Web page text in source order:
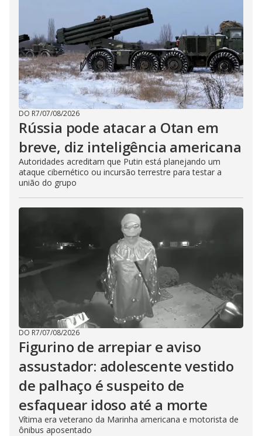
DO R7/07/08/2026
Rússia pode atacar a Otan em
breve, diz inteligência americana
Autoridades acreditam que Putin está planejando um
ataque cibernético ou incursão terrestre para testar a
união do grupo
DO R7/07/08/2026
Figurino de arrepiar e aviso
assustador: adolescente vestido
de palhaço é suspeito de
esfaquear idoso até a morte
Vítima era veterano da Marinha americana e motorista de
ônibus aposentado